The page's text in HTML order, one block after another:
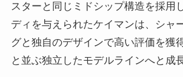
スターと同じミドシップ構造を採用
ディを与えられたケイマンは、シャ
グと独自のデザインで高い評価を獲
と並ぶ独立したモデルラインへと成